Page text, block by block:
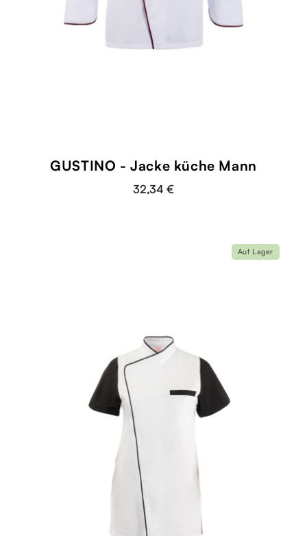
GUSTINO - Jacke küche Mann
32,34 €
Auf Lager